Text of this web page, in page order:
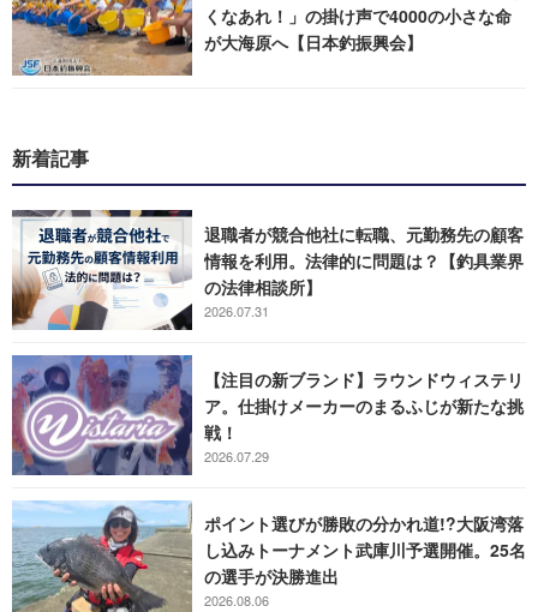
くなあれ！」の掛け声で4000の小さな命
が大海原へ【日本釣振興会】
新着記事
退職者が競合他社に転職、元勤務先の顧客
情報を利用。法律的に問題は？【釣具業界
の法律相談所】
2026.07.31
【注目の新ブランド】ラウンドウィステリ
ア。仕掛けメーカーのまるふじが新たな挑
戦！
2026.07.29
ポイント選びが勝敗の分かれ道!?大阪湾落
し込みトーナメント武庫川予選開催。25名
の選手が決勝進出
2026.08.06